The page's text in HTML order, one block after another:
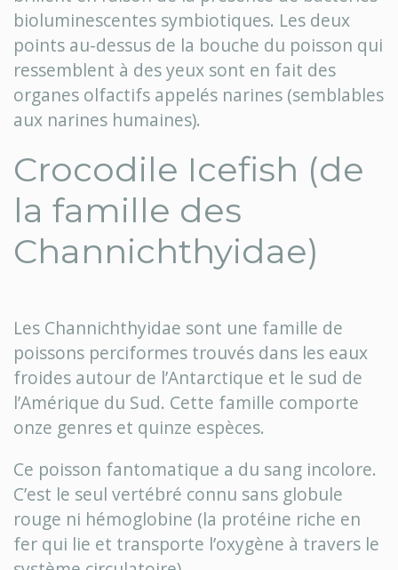
bioluminescentes symbiotiques. Les deux
points au-dessus de la bouche du poisson qui
ressemblent à des yeux sont en fait des
organes olfactifs appelés narines (semblables
aux narines humaines).
Crocodile Icefish (de
la famille des
Channichthyidae)
Les Channichthyidae sont une famille de
poissons perciformes trouvés dans les eaux
froides autour de l’Antarctique et le sud de
l’Amérique du Sud. Cette famille comporte
onze genres et quinze espèces.
Ce poisson fantomatique a du sang incolore.
C’est le seul vertébré connu sans globule
rouge ni hémoglobine (la protéine riche en
fer qui lie et transporte l’oxygène à travers le